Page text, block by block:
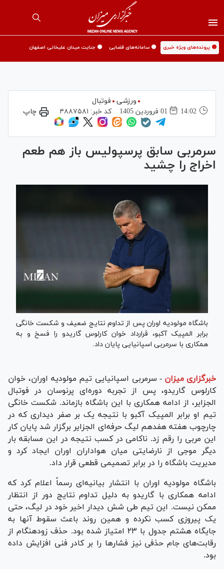
🟡 پرونده‌های ویژه خبری 🟡 سامانه‌های قضایی 🟡 جنایت میدان علیخانی اصفهان
ورزشی
فوتبال
14:02
01 فروردين 1405 کد خبر: ۴۸۸۷۵۸۱ چاپ
سرمربی سابق پرسپولیس باز هم طعم
اخراج را چشید
باشگاه مولودیه اوران پس از تداوم نتایج ضعیف و شکست خانگی
برابر المپیک آکبو، قرارداد خوان کارلوس گاریدو را فسخ و به
همکاری با سرمربی اسپانیایی پایان داد.
خبرگزاری میزان - سرمربی اسپانیایی تیم مولودیه اوران، خوان
کارلوس گاریدو، پس از تجربه دوره‌ای پرنوسان در فوتبال
الجزایر، از ادامه همکاری با این باشگاه بازماند. شکست خانگی
تیم او برابر المپیک آکبو با نتیجه یک بر صفر دیداری که در
چارچوب هفته هفدهم لیگ حرفه‌ای الجزایر برگزار شد پایان کار
این مربی را رقم زد. ناکامی در کسب نتیجه در این مسابقه بار
دیگر موجی از نارضایتی میان هواداران اوران ایجاد کرد و
مدیریت باشگاه را در برابر تصمیمی قطعی قرار داد.
باشگاه مولودیه اوران با انتشار بیانیه‌ای رسماً اعلام کرد که
ادامه همکاری با گاریدو به دلیل تداوم نتایج دور از انتظار
ممکن نیست. این تیم طی شش دیدار اخیر خود در لیگ، حتی
یک پیروزی کسب نکرده و همین روند باعث سقوط آنها به
جایگاه هشتم جدول با ۲۳ امتیاز شده بود. حذف زودهنگام از
رقابت‌های جام حذفی نیز فشارها را بر کادر فنی افزایش داده
بود.